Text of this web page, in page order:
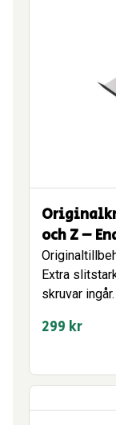
och Z –
Extra
skruvar ingår.
299 kr